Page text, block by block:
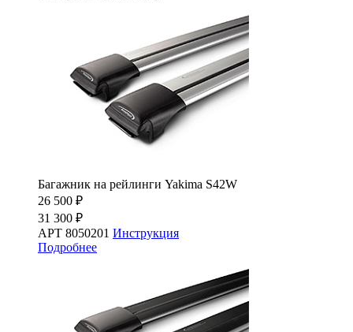
Багажник на рейлинги Yakima S42W
26 500 ₽
31 300 ₽
АРТ 8050201 Инструкция
Подробнее